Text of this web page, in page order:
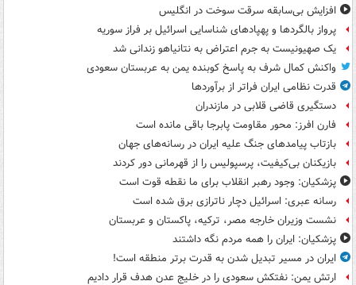
افزایش بی‌سابقه سرقت سوخت در انگلیس
پرواز بالگردها و پهپادهای شناسایی اسرائیل بر فراز سوریه
یک صهیونیست به جرم اعتراض به نتانیاهو زندانی شد
واکنش کمال شرف به پاسخ کوبنده یمن به عربستان سعودی
قدرت نظامی ایران فراتر از برآوردها
دستگیری قاضی قلابی در مازندران
فارن افرز: محور مقاومت پابرجا باقی مانده است
بازتاب پیامدهای جنگ علیه ایران در رسانه‌های جهان
بازیکنان بی‌کیفیت، پرسپولیس را از قهرمانی دور کردند
پزشکیان: وجود رهبر انقلاب برای ما نقطه قوت است
رسانه عبری: اسرائیل دچار ناترازی برق شده است
نشست وزیران خارجه مصر، ترکیه، پاکستان و عربستان
پزشکیان: ایران را همه مردم نگه داشتند
ایران در مسیر تبدیل شدن به قدرت برتر منطقه است!
ارتش یمن: نفتکش سعودی را در خلیج عدن هدف قرار دادیم